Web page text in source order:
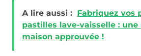
A lire aussi : Fabriquez vos
pastilles lave-vaisselle : une
maison approuvée !